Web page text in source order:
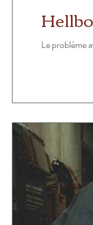
Le problème